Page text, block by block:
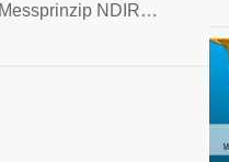
NDIR…